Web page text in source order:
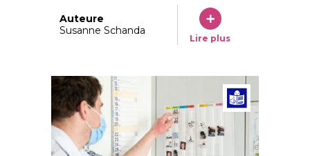
Auteure
Susanne Schanda
Lire plus
Article